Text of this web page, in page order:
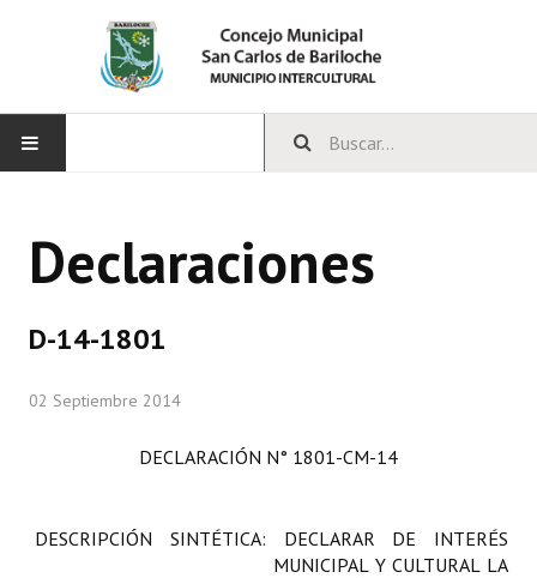
CONCEJO
Comisiones Permanentes
Comisiones Especiales
Declaraciones
D-14-1801
02 Septiembre 2014
DECLARACIÓN N° 1801-CM-14
DESCRIPCIÓN SINTÉTICA: DECLARAR DE INTERÉS
MUNICIPAL Y CULTURAL LA